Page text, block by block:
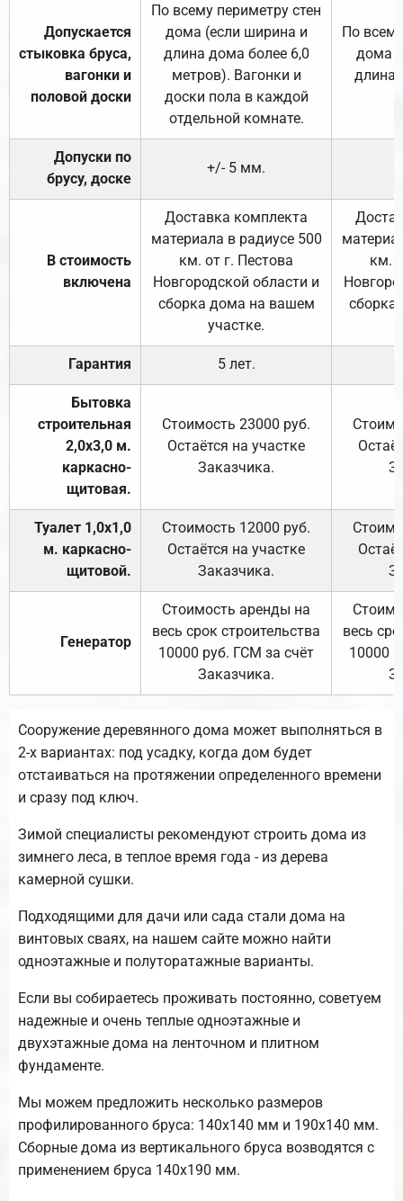
Допускается
стыковка бруса,
вагонки и
половой доски
По всему периметру стен
дома (если ширина и
длина дома более 6,0
метров). Вагонки и
доски пола в каждой
отдельной комнате.
По
дома
длина
Допуски по
брусу, доске
+/- 5 мм.
В стоимость
включена
Доставка комплекта
материала в радиусе 500
км. от г. Пестова
Новгородской области и
сборка дома на вашем
участке.
км.
Гарантия 5 лет.
Бытовка
строительная
2,0х3,0 м.
каркасно-
щитовая.
Стоимость 23000 руб.
Остаётся на участке
Заказчика.
Туалет 1,0х1,0
м. каркасно-
щитовой.
Стоимость 12000 руб.
Остаётся на участке
Заказчика.
Генератор
Стоимость аренды на
весь срок строительства
10000 руб. ГСМ за счёт
Заказчика.
весь
10000
Сооружение деревянного дома может выполняться в
2-х вариантах: под усадку, когда дом будет
отстаиваться на протяжении определенного времени
и сразу под ключ.
Зимой специалисты рекомендуют строить дома из
зимнего леса, в теплое время года - из дерева
камерной сушки.
Подходящими для дачи или сада стали дома на
винтовых сваях, на нашем сайте можно найти
одноэтажные и полуторатажные варианты.
Если вы собираетесь проживать постоянно, советуем
надежные и очень теплые одноэтажные и
двухэтажные дома на ленточном и плитном
фундаменте.
Мы можем предложить несколько размеров
профилированного бруса: 140х140 мм и 190х140 мм.
Сборные дома из вертикального бруса возводятся с
применением бруса 140х190 мм.